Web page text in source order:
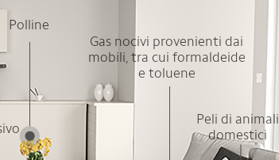
Polline
Gas nocivi provenienti dai
mobili, tra cui formaldeide
e toluene
Peli di animali
domestici